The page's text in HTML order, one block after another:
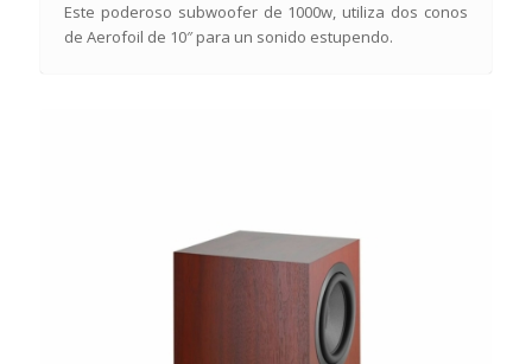
Este poderoso subwoofer de 1000w, utiliza dos conos
de Aerofoil de 10″ para un sonido estupendo.